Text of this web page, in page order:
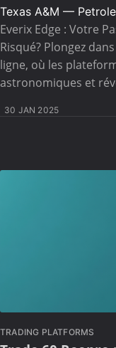
Texas A&M —
Everix Edge : Votre
Risqué? Plongez
ligne, où les
astronomiques et
30 JAN 2025
TRADING PLATFORMS